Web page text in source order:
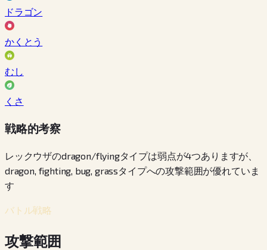
ドラゴン
かくとう
むし
くさ
戦略的考察
レックウザのdragon/flyingタイプは弱点が4つありますが、
dragon, fighting, bug, grassタイプへの攻撃範囲が優れていま
す
バトル戦略
攻撃範囲